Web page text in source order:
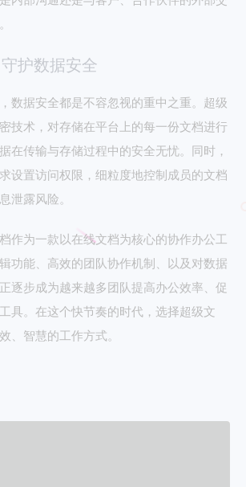
护数据安全
数据安全都是不容忽视的重中之重。超级
技术，对存储在平台上的每一份文档进行
在传输与存储过程中的安全无忧。同时，
设置访问权限，细粒度地控制成员的文档
泄露风险。
作为一款以在线文档为核心的协作办公工
功能、高效的团队协作机制、以及对数据
逐步成为越来越多团队提高办公效率、促
具。在这个快节奏的时代，选择超级文
、智慧的工作方式。